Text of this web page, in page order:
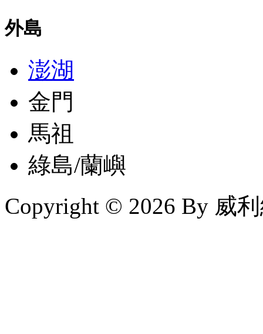
外島
澎湖
金門
馬祖
綠島/蘭嶼
Copyright © 2026 By 威